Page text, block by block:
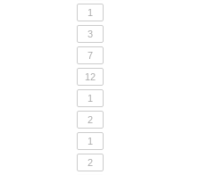
1
3
7
12
1
2
1
2